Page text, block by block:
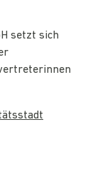
setzt sich